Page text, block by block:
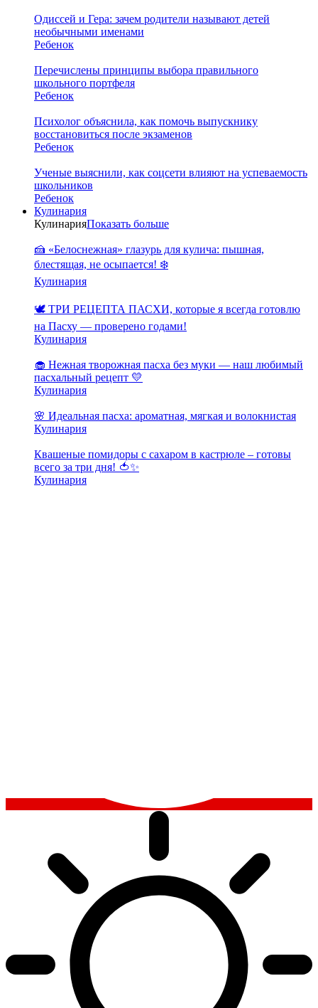
Одиссей и Гера: зачем родители называют детей
необычными именами
Ребенок
Перечислены принципы выбора правильного
школьного портфеля
Ребенок
Психолог объяснила, как помочь выпускнику
восстановиться после экзаменов
Ребенок
Ученые выяснили, как соцсети влияют на успеваемость
школьников
Ребенок
Кулинария
КулинарияПоказать больше
🍰 «Белоснежная» глазурь для кулича: пышная,
блестящая, не осыпается! ❄️
Кулинария
🕊️ ТРИ РЕЦЕПТА ПАСХИ, которые я всегда готовлю
на Пасху — проверено годами!
Кулинария
🧁 Нежная творожная пасха без муки — наш любимый
пасхальный рецепт 💛
Кулинария
🌸 Идеальная пасха: ароматная, мягкая и волокнистая
Кулинария
Квашеные помидоры с сахаром в кастрюле – готовы
всего за три дня! 🍅✨
Кулинария